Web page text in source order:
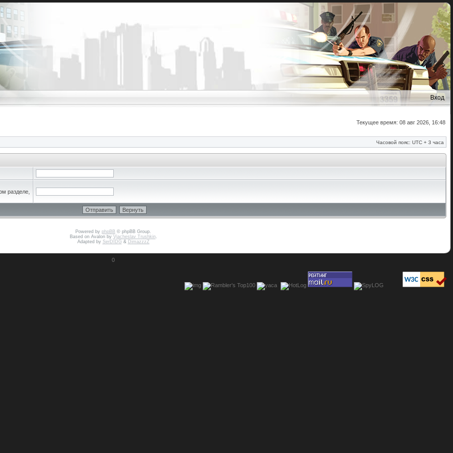
Вход
Текущее время: 08 авг 2026, 16:48
Часовой пояс: UTC + 3 часа
разделе,
Powered by phpBB © phpBB Group.
Based on Avalon by Vjacheslav Trushkin.
Adapted by SerDIDG& DimazzzZ
0